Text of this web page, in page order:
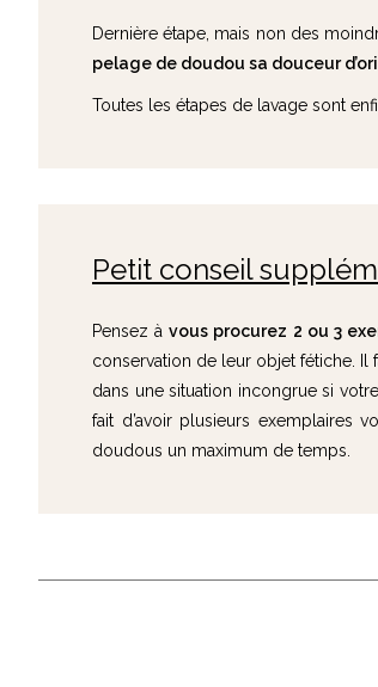
Dernière étape, mais non des
pelage de doudou sa douceur
Toutes les étapes de lavage sont
Petit conseil
Pensez àvous procurez 2 ou 3
conservation de leur objet fétiche. Il
dans une situation incongrue si
fait d’avoir plusieurs exemplaires
doudous un maximum de temps.